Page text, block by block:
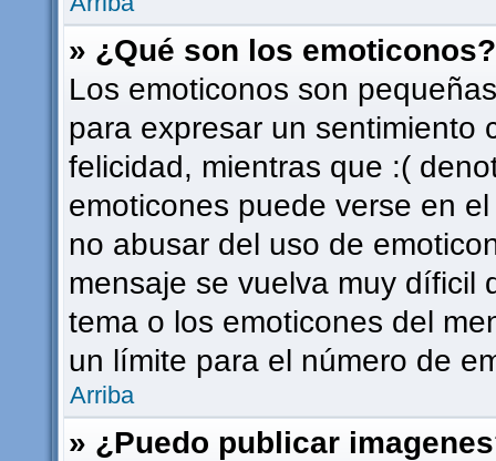
» ¿Qué son los emoticonos?
Los emoticonos son
para expresar un sentimiento
felicidad, mientras que :(
emoticones puede verse en
no abusar del uso de
mensaje se vuelva muy díficil
tema o los emoticones del
un límite para el número de
Arriba
» ¿Puedo publicar